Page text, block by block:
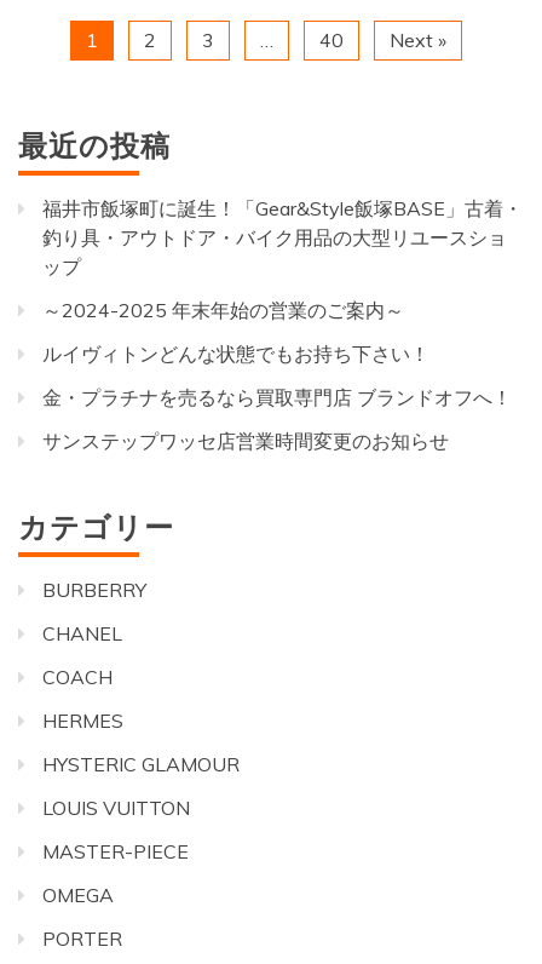
1 2 3 40 Next »
最近の投稿
福井市飯塚町に誕生！「Gear&Style飯塚BASE」古着・
釣り具・アウトドア・バイク用品の大型リユースショ
ップ
～2024-2025 年末年始の営業のご案内～
ルイヴィトンどんな状態でもお持ち下さい！
金・プラチナを売るなら買取専門店 ブランドオフへ！
サンステップワッセ店営業時間変更のお知らせ
カテゴリー
BURBERRY
CHANEL
COACH
HERMES
HYSTERIC GLAMOUR
LOUIS VUITTON
MASTER-PIECE
OMEGA
PORTER